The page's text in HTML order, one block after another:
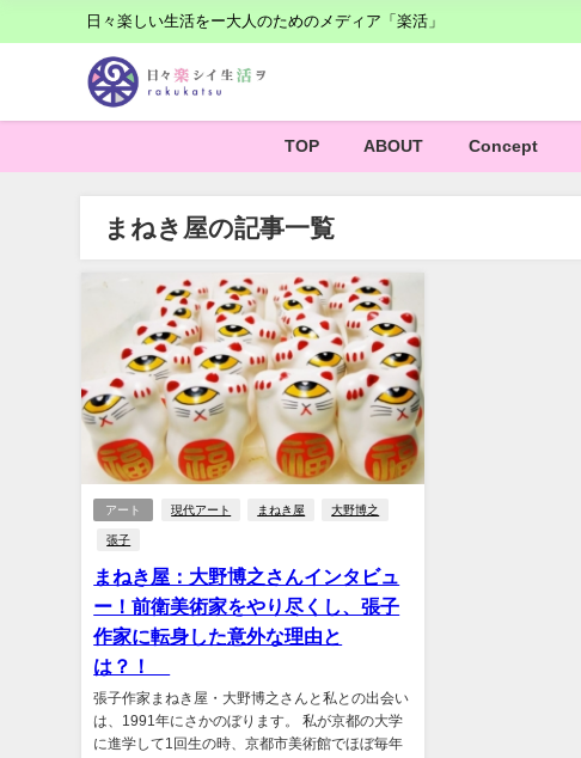
日々楽しい生活をー大人のためのメディア「楽活」
TOP ABOUT Concept
まねき屋の記事一覧
アート 現代アート まねき屋 大野博之
張子
まねき屋：大野博之さんインタビュ
ー！前衛美術家をやり尽くし、張子
作家に転身した意外な理由と
は？！
張子作家まねき屋・大野博之さんと私との出会い
は、1991年にさかのぼります。 私が京都の大学
に進学して1回生の時、京都市美術館でほぼ毎年